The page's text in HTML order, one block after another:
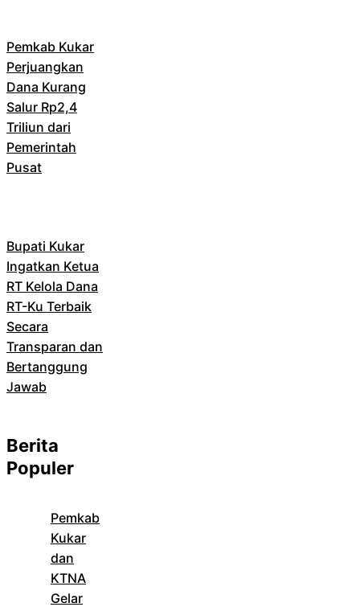
Pemkab Kukar
Perjuangkan
Dana Kurang
Salur Rp2,4
Triliun dari
Pemerintah
Pusat
Bupati Kukar
Ingatkan Ketua
RT Kelola Dana
RT-Ku Terbaik
Secara
Transparan dan
Bertanggung
Jawab
Berita
Populer
Pemkab
Kukar
dan
KTNA
Gelar